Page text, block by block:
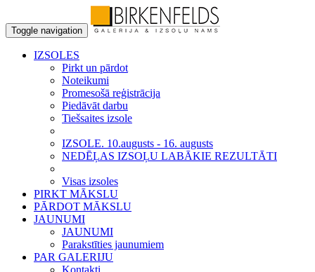
Toggle navigation
IZSOLES
Pirkt un pārdot
Noteikumi
Promesošā reģistrācija
Piedāvāt darbu
Tiešsaites izsole
IZSOLE. 10.augusts - 16. augusts
NEDĒĻAS IZSOĻU LABĀKIE REZULTĀTI
Visas izsoles
PIRKT MĀKSLU
PĀRDOT MĀKSLU
JAUNUMI
JAUNUMI
Parakstīties jaunumiem
PAR GALERIJU
Kontakti